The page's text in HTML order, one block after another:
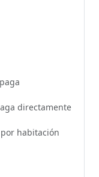
directamente
habitación